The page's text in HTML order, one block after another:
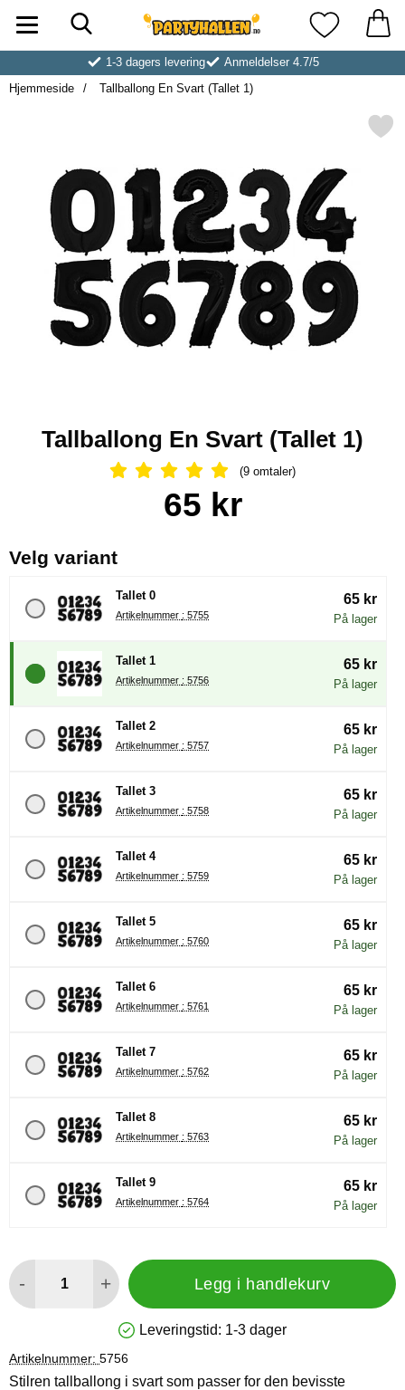
Startsiden for Partyhallen ABMine
1-3 dagers levering
Anmeldelser 4.7/5
Hjemmeside
Tallballong En Svart (Tallet 1)
Merk tallballong En Svart
Tallballong En Svart (Tallet 1)
Vurdering: 4.89 Stjerne, Gå til alle
(9 omtaler)
Handle dette produktet, Tallballong En Svart
pris
65 kr
Velg variant, (å velge en ny radioknapp vil
Tallet 0
Artikelnummer : 5755
65 kr
På lager
Tallet 1
Artikelnummer : 5756
65 kr
På lager
Tallet 2
Artikelnummer : 5757
65 kr
På lager
Tallet 3
Artikelnummer : 5758
65 kr
På lager
Tallet 4
Artikelnummer : 5759
65 kr
På lager
Tallet 5
Artikelnummer : 5760
65 kr
På lager
Tallet 6
Artikelnummer : 5761
65 kr
På lager
Tallet 7
Artikelnummer : 5762
65 kr
På lager
Tallet 8
Artikelnummer : 5763
65 kr
På lager
Tallet 9
Artikelnummer : 5764
65 kr
På lager
- + Legg i handlekurv
Produkttilgjengelighet: På lager
Leveringstid: 1-3 dager
Artikelnummer: 5756
Stilren tallballong i svart som passer for den bevisste